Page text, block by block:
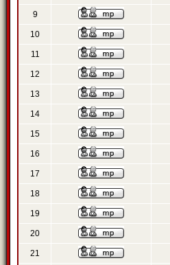
9
10
11
12
13
14
15
16
17
18
19
20
21